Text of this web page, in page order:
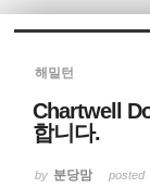
해밀턴
Chartwell
합니다.
by 분당맘 posted